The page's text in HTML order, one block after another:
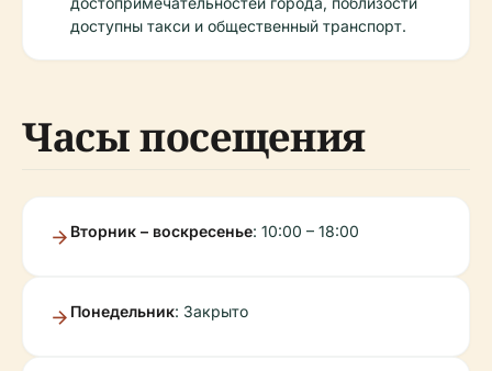
доступны такси и общественный транспорт.
Часы посещения
Вторник – воскресенье: 10:00 – 18:00
Понедельник: Закрыто